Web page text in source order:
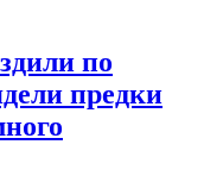
по
предки